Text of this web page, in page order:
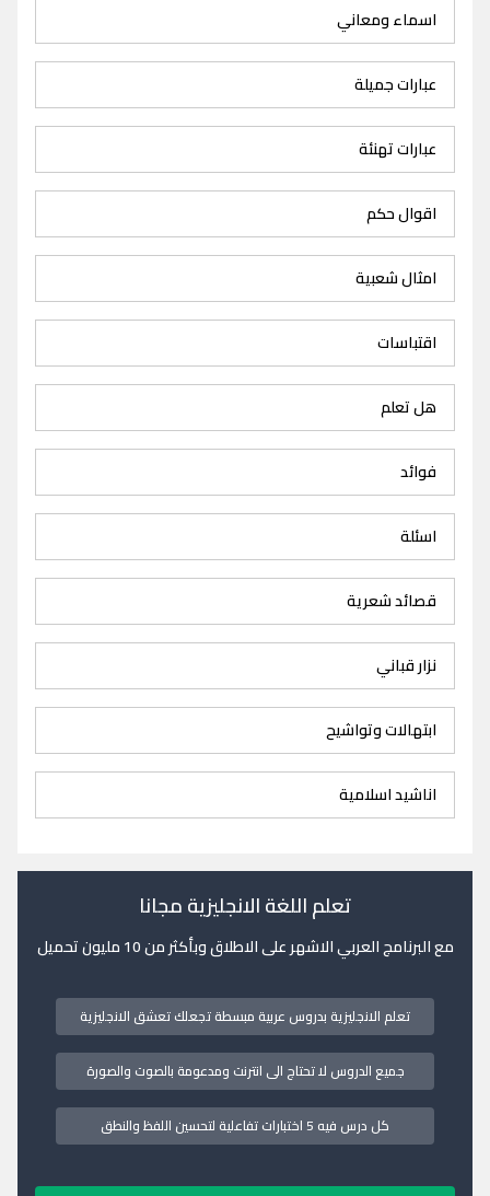
اسماء ومعاني
عبارات جميلة
عبارات تهنئة
اقوال حكم
امثال شعبية
اقتباسات
هل تعلم
فوائد
اسئلة
قصائد شعرية
نزار قباني
ابتهالات وتواشيح
اناشيد اسلامية
تعلم اللغة الانجليزية مجانا
مع البرنامج العربي الاشهر على الاطلاق وبأكثر من 10 مليون تحميل
تعلم الانجليزية بدروس عربية مبسطة تجعلك تعشق الانجليزية
جميع الدروس لا تحتاج الى انترنت ومدعومة بالصوت والصورة
كل درس فيه 5 اختبارات تفاعلية لتحسين اللفظ والنطق